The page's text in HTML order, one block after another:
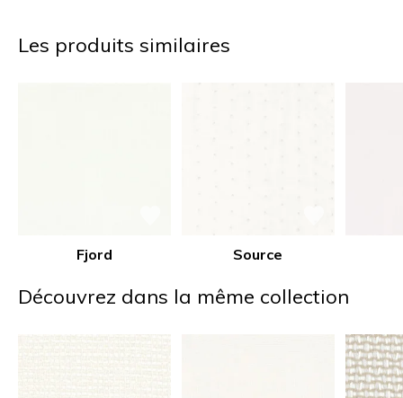
Les produits similaires
Fjord Source
Découvrez dans la même collection